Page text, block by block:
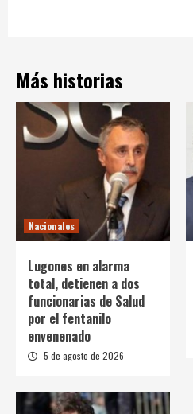
Más historias
Nacionales
Lugones en alarma
total, detienen a dos
funcionarias de Salud
por el fentanilo
envenenado
5 de agosto de 2026